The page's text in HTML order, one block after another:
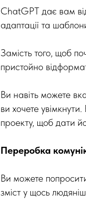
ChatGPT дає вам
адаптації та
Замість того, щоб
пристойно
Ви навіть можете
ви хочете
проекту, щоб дати
Переробка
Ви можете
зміст у щось